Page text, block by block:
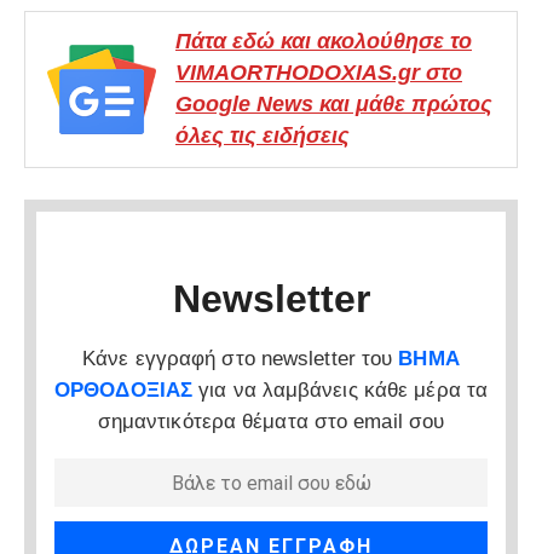
Πάτα εδώ και ακολούθησε το
VIMAORTHODOXIAS.gr στο
Google News και μάθε πρώτος
όλες τις ειδήσεις
Newsletter
Κάνε εγγραφή στο newsletter του ΒΗΜΑ
ΟΡΘΟΔΟΞΙΑΣ για να λαμβάνεις κάθε μέρα τα
σημαντικότερα θέματα στο email σου